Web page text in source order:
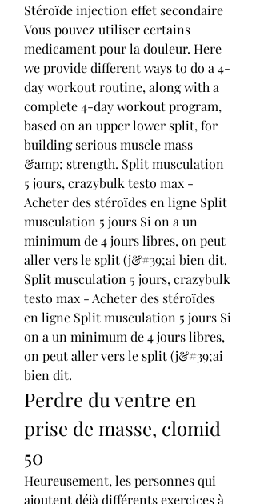
Stéroïde injection effet secondaire
Vous pouvez utiliser certains
medicament pour la douleur. Here
we provide different ways to do a 4-
day workout routine, along with a
complete 4-day workout program,
based on an upper lower split, for
building serious muscle mass
&amp; strength. Split musculation
5 jours, crazybulk testo max -
Acheter des stéroïdes en ligne Split
musculation 5 jours Si on a un
minimum de 4 jours libres, on peut
aller vers le split (j&#39;ai bien dit.
Split musculation 5 jours, crazybulk
testo max - Acheter des stéroïdes
en ligne Split musculation 5 jours Si
on a un minimum de 4 jours libres,
on peut aller vers le split (j&#39;ai
bien dit.
Perdre du ventre en
prise de masse, clomid
50
Heureusement, les personnes qui
ajoutent déjà différents exercices à